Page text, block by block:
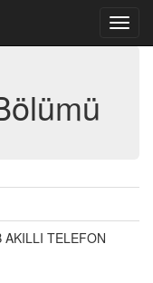
AKILLI TELEFON